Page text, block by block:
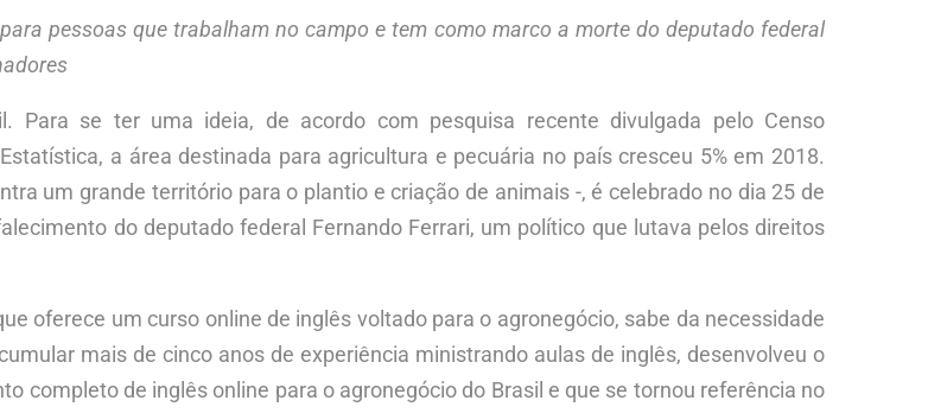
pessoas que trabalham no campo e tem como marco a morte do deputado federal
Para se ter uma ideia, de acordo com pesquisa recente divulgada pelo Censo
a área destinada para agricultura e pecuária no país cresceu 5% em 2018.
um grande território para o plantio e criação de animais -, é celebrado no dia 25 de
do deputado federal Fernando Ferrari, um político que lutava pelos direitos
oferece um curso online de inglês voltado para o agronegócio, sabe da necessidade
mais de cinco anos de experiência ministrando aulas de inglês, desenvolveu o
completo de inglês online para o agronegócio do Brasil e que se tornou referência no